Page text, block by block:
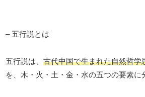
– 五行説とは
五行説は、 古代中国で生まれた自然哲学
を、木・火・土・金・水の五つの要素